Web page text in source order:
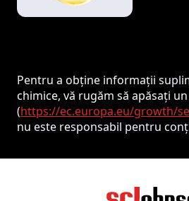
Pentru a obține informații
chimice, vă rugăm să apăsați
(https://ec.europa.eu/growth/
nu este responsabil pentru